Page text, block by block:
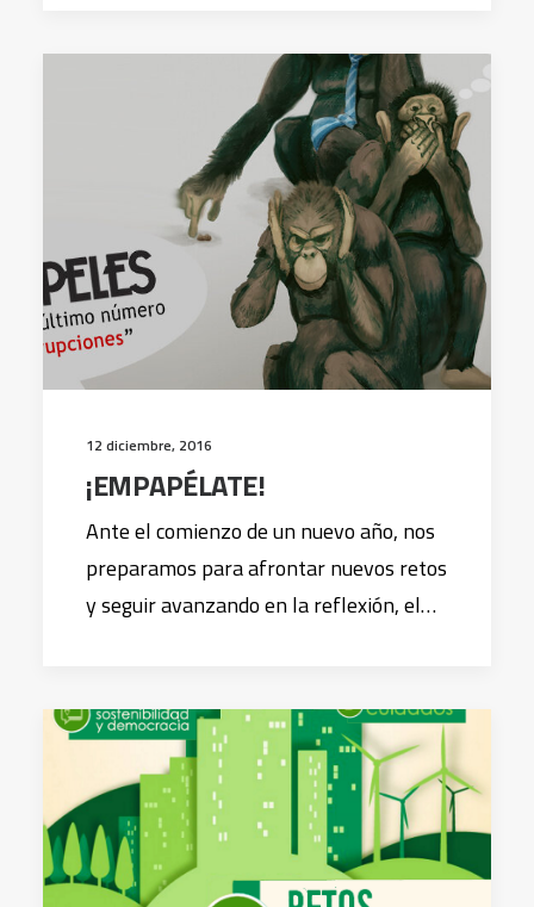
12 diciembre, 2016
¡EMPAPÉLATE!
Ante el comienzo de un nuevo año, nos
preparamos para afrontar nuevos retos
y seguir avanzando en la reflexión, el…